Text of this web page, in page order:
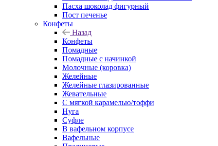
Пасха шоколад фигурный
Пост печенье
Конфеты
Назад
Конфеты
Помадные
Помадные с начинкой
Молочные (коровка)
Желейные
Желейные глазированные
Жевательные
С мягкой карамелью/тоффи
Нуга
Суфле
В вафельном корпусе
Вафельные